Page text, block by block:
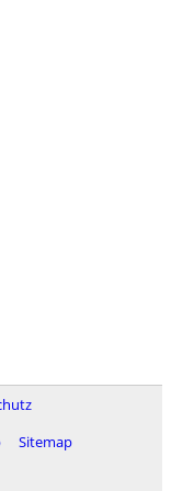
Sitemap